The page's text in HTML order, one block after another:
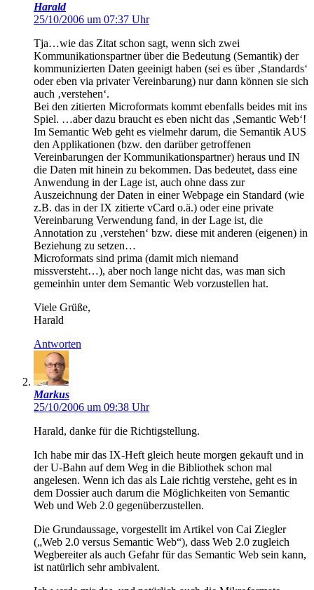
Harald
25/10/2006 um 07:37 Uhr
Tja…wie das Zitat schon sagt, wenn sich zwei
Kommunikationspartner über die Bedeutung (Semantik) der
kommunizierten Daten geeinigt haben (sei es über ‚Standards‘
oder eben via privater Vereinbarung) nur dann können sie sich
auch ‚verstehen‘.
Bei den zitierten Microformats kommt ebenfalls beides mit ins
Spiel. …aber dazu braucht es eben nicht das ‚Semantic Web‘!
Im Semantic Web geht es vielmehr darum, die Semantik AUS
den Applikationen (bzw. den darüber getroffenen
Vereinbarungen der Kommunikationspartner) heraus und IN
die Daten mit hinein zu bekommen. Das bedeutet, dass eine
Anwendung in der Lage ist, auch ohne dass zur
Auszeichnung der Daten in einer Webpage ein Standard (wie
z.B. das in der IX zitierte vCard o.ä.) oder eine private
Vereinbarung Verwendung fand, in der Lage ist, die
Annotation zu ‚verstehen‘ bzw. diese mit anderen (eigenen) in
Beziehung zu setzen…
Microformats sind prima (damit mich niemand
missversteht…), aber noch lange nicht das, was man sich
gemeinhin unter dem Semantic Web vorzustellen hat.
Viele Grüße,
Harald
Antworten
Markus
25/10/2006 um 09:38 Uhr
Harald, danke für die Richtigstellung.
Ich habe mir das IX-Heft gleich heute morgen gekauft und in
der U-Bahn auf dem Weg in die Bibliothek schon mal
angelesen. Wenn ich das als Laie richtig verstehe, geht es in
dem Dossier auch darum die Möglichkeiten von Semantic
Web und Web 2.0 gegenüberzustellen.
Die Grundaussage, vorgestellt im Artikel von Cai Ziegler
(„Web 2.0 versus Semantic Web“), dass Web 2.0 zugleich
Wegbereiter als auch Gefahr für das Semantic Web sein kann,
ist natürlich sehr ambivalent.